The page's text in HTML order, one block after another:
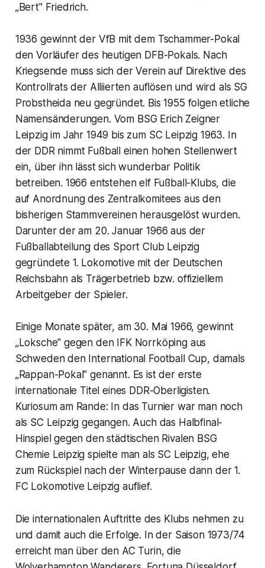
„Bert" Friedrich.
1936 gewinnt der VfB mit dem Tschammer-Pokal
den Vorläufer des heutigen DFB-Pokals. Nach
Kriegsende muss sich der Verein auf Direktive des
Kontrollrats der Alliierten auflösen und wird als SG
Probstheida neu gegründet. Bis 1955 folgen etliche
Namensänderungen. Vom BSG Erich Zeigner
Leipzig im Jahr 1949 bis zum SC Leipzig 1963. In
der DDR nimmt Fußball einen hohen Stellenwert
ein, über ihn lässt sich wunderbar Politik
betreiben. 1966 entstehen elf Fußball-Klubs, die
auf Anordnung des Zentralkomitees aus den
bisherigen Stammvereinen herausgelöst wurden.
Darunter der am 20. Januar 1966 aus der
Fußballabteilung des Sport Club Leipzig
gegründete 1. Lokomotive mit der Deutschen
Reichsbahn als Trägerbetrieb bzw. offiziellem
Arbeitgeber der Spieler.
Einige Monate später, am 30. Mai 1966, gewinnt
„Loksche" gegen den IFK Norrköping aus
Schweden den International Football Cup, damals
„Rappan-Pokal" genannt. Es ist der erste
internationale Titel eines DDR-Oberligisten.
Kuriosum am Rande: In das Turnier war man noch
als SC Leipzig gegangen. Auch das Halbfinal-
Hinspiel gegen den städtischen Rivalen BSG
Chemie Leipzig spielte man als SC Leipzig, ehe
zum Rückspiel nach der Winterpause dann der 1.
FC Lokomotive Leipzig auflief.
Die internationalen Auftritte des Klubs nehmen zu
und damit auch die Erfolge. In der Saison 1973/74
erreicht man über den AC Turin, die